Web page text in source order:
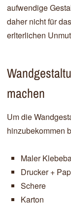
aufwendige
daher nicht für
erlterlichen
machen
Um die
hinzubekommen
Maler
Drucker +
Schere
Karton